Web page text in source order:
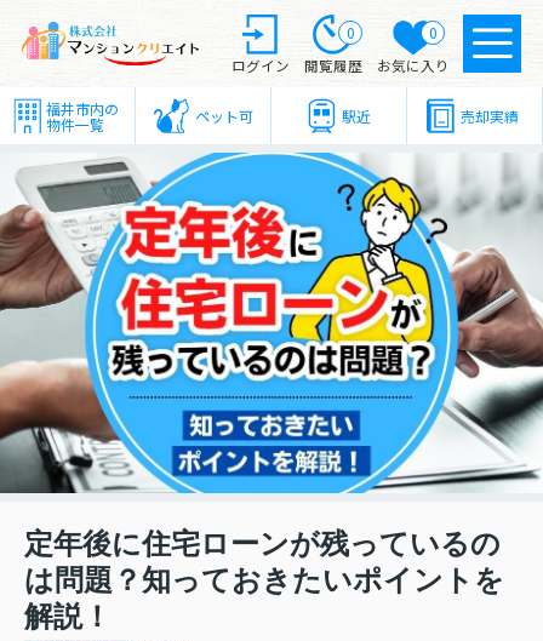
ログイン
0
閲覧履歴
0
お気に入り
福井市内の
物件一覧 ペット可 駅近 売却実績
定年後に住宅ローンが残っているの
は問題？知っておきたいポイントを
解説！